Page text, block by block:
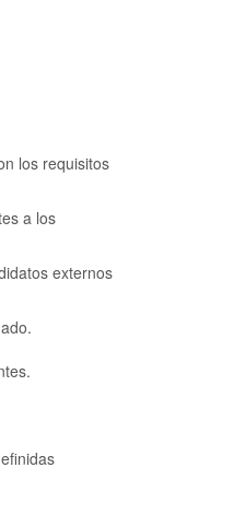
los requisitos
a los
externos